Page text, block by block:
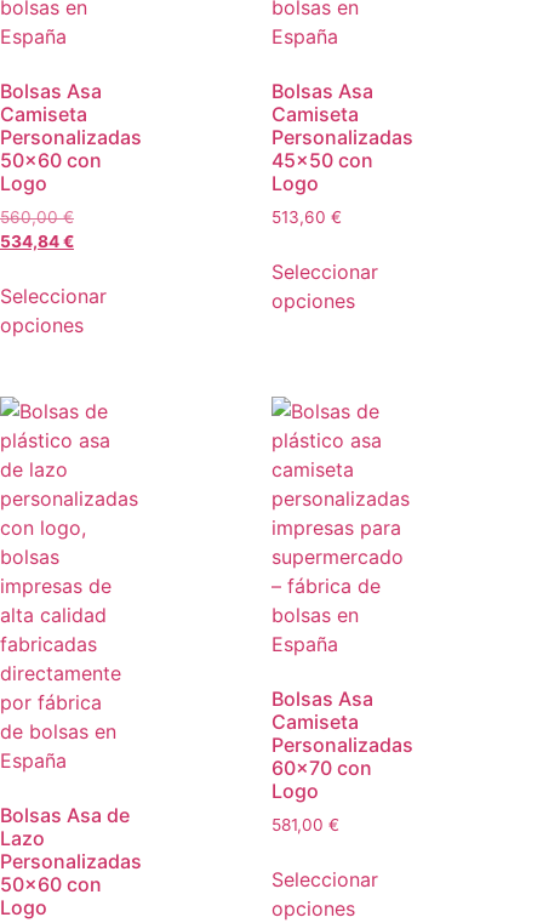
Bolsas Asa
Camiseta
Personalizadas
50×60 con
Logo
560,00€
534,84€
Seleccionar
opciones
Bolsas Asa
Camiseta
Personalizadas
45×50 con
Logo
513,60 €
Seleccionar
opciones
Bolsas Asa de
Lazo
Personalizadas
50×60 con
Logo
Bolsas Asa
Camiseta
Personalizadas
60×70 con
Logo
581,00 €
Seleccionar
opciones